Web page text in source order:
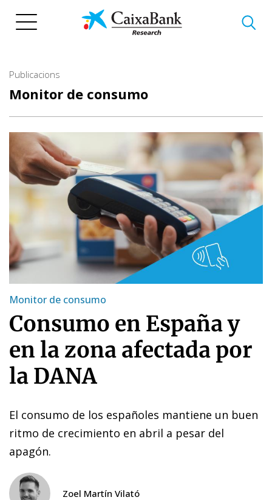
Publicacions
Monitor de consumo
Monitor de consumo
Consumo en España y
en la zona afectada por
la DANA
El consumo de los españoles mantiene un buen
ritmo de crecimiento en abril a pesar del
apagón.
Zoel Martín Vilató